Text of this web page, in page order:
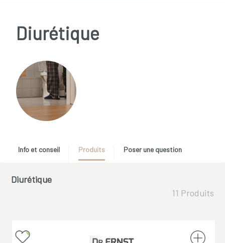
Diurétique
Info et conseil Produits Poser une question
Diurétique
11 Produits